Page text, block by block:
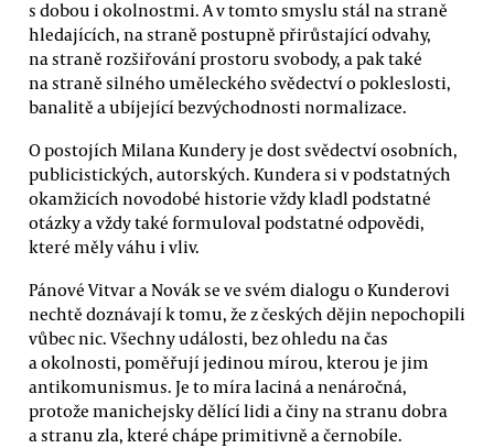
s dobou i okolnostmi. A v tomto smyslu stál na straně
hledajících, na straně postupně přirůstající odvahy,
na straně rozšiřování prostoru svobody, a pak také
na straně silného uměleckého svědectví o pokleslosti,
banalitě a ubíjející bezvýchodnosti normalizace.
O postojích Milana Kundery je dost svědectví osobních,
publicistických, autorských. Kundera si v podstatných
okamžicích novodobé historie vždy kladl podstatné
otázky a vždy také formuloval podstatné odpovědi,
které měly váhu i vliv.
Pánové Vitvar a Novák se ve svém dialogu o Kunderovi
nechtě doznávají k tomu, že z českých dějin nepochopili
vůbec nic. Všechny události, bez ohledu na čas
a okolnosti, poměřují jedinou mírou, kterou je jim
antikomunismus. Je to míra laciná a nenáročná,
protože manichejsky dělící lidi a činy na stranu dobra
a stranu zla, které chápe primitivně a černobíle.